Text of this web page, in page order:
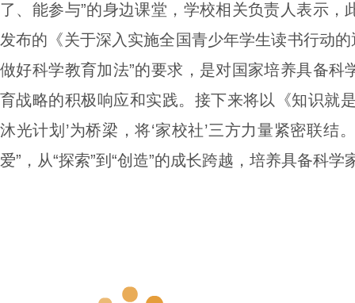
了、能参与”的身边课堂，学校相关负责人表示，
发布的《关于深入实施全国青少年学生读书行动的
做好科学教育加法”的要求，是对国家培养具备科
育战略的积极响应和实践。接下来将以《知识就
沐光计划’为桥梁，将‘家校社’三方力量紧密联结
爱”，从“探索”到“创造”的成长跨越，培养具备科